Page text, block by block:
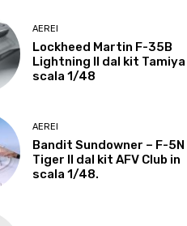
AEREI
Lockheed Martin F-35B
Lightning II dal kit Tamiya
scala 1/48
AEREI
Bandit Sundowner – F-5N
Tiger II dal kit AFV Club in
scala 1/48.